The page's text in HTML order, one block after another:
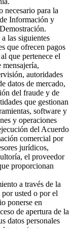
necesario para la
Información y
las siguientes
que ofrecen pagos
que pertenece el
mensajería,
autoridades
datos de mercado,
del fraude y de
que gestionan
software y
y operaciones
del Acuerdo
comercial por
jurídicos,
el proveedor
proporcionan
a través de la
usted o por el
ponerse en
de apertura de la
datos personales